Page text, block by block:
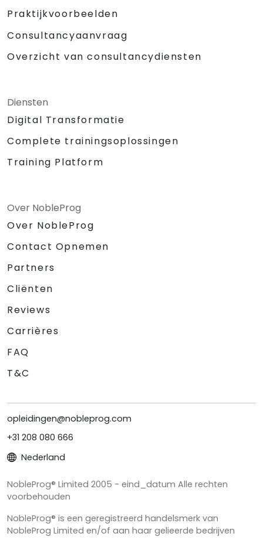
Praktijkvoorbeelden
Consultancyaanvraag
Overzicht van consultancydiensten
Diensten
Digital Transformatie
Complete trainingsoplossingen
Training Platform
Over NobleProg
Over NobleProg
Contact Opnemen
Partners
Cliënten
Reviews
Carrières
FAQ
T&C
opleidingen@nobleprog.com
+31 208 080 666
Nederland
NobleProg® Limited 2005 - eind_datum Alle rechten
voorbehouden
NobleProg® is een geregistreerd handelsmerk van
NobleProg Limited en/of aan haar gelieerde bedrijven